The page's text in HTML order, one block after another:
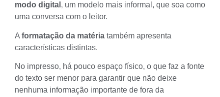
modo digital , um modelo mais informal, que soa como
uma conversa com o leitor.
A formatação da matéria também apresenta
características distintas.
No impresso, há pouco espaço físico, o que faz a fonte
do texto ser menor para garantir que não deixe
nenhuma informação importante de fora da